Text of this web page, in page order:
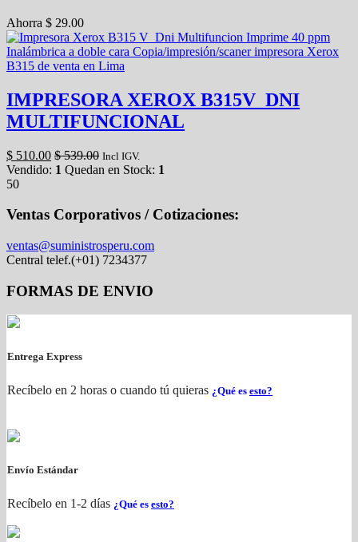
Ahorra $ 29.00
IMPRESORA XEROX B315V_DNI
MULTIFUNCIONAL
$ 510.00 $539.00 Incl IGV.
Vendido: 1 Quedan en Stock: 1
50
Ventas Corporativos / Cotizaciones:
ventas@suministrosperu.com
Central telef.(+01) 7234377
FORMAS DE ENVIO
Entrega Express
Recíbelo en 2 horas o cuando tú quieras ¿Qué es esto?
Envío Estándar
Recíbelo en 1-2 días ¿Qué es esto?